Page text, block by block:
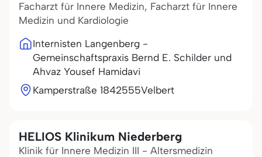
Facharzt für Innere Medizin, Facharzt für Innere
Medizin und Kardiologie
Internisten Langenberg -
Gemeinschaftspraxis Bernd E. Schilder und
Ahvaz Yousef Hamidavi
Kamperstraße 1842555Velbert
HELIOS Klinikum Niederberg
Klinik für Innere Medizin III - Altersmedizin